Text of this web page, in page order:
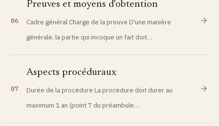
06
Preuves et moyens d'obtention
Cadre général Charge de la preuve D'une manière
générale, la partie qui invoque un fait doit…
07
Aspects procéduraux
Durée de la procédure La procédure doit durer au
maximum 1 an (point 7 du préambule…